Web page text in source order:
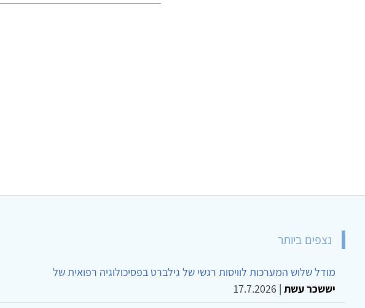
מודל שלוש המערכות לוויסות רגשי של גילברט בפסיכולוגיה רפואית של